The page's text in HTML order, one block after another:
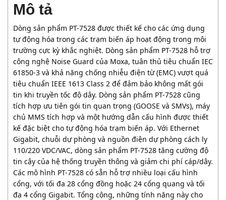
Mô tả
Dòng sản phẩm PT-7528 được thiết kế cho các ứng dụng
tự động hóa trong các trạm biến áp hoạt động trong môi
trường cực kỳ khắc nghiệt. Dòng sản phẩm PT-7528 hỗ trợ
công nghệ Noise Guard của Moxa, tuân thủ tiêu chuẩn IEC
61850-3 và khả năng chống nhiễu điện từ (EMC) vượt quá
tiêu chuẩn IEEE 1613 Class 2 để đảm bảo không mất gói
tin khi truyền tốc độ dây. Dòng sản phẩm PT-7528 cũng
tích hợp ưu tiên gói tin quan trọng (GOOSE và SMVs), máy
chủ MMS tích hợp và một hướng dẫn cấu hình được thiết
kế đặc biệt cho tự động hóa trạm biến áp. Với Ethernet
Gigabit, chuỗi dự phòng và nguồn điện dự phòng cách ly
110/220 VDC/VAC, dòng sản phẩm PT-7528 tăng cường độ
tin cậy của hệ thống truyền thông và giảm chi phí cáp/dây.
Các mô hình PT-7528 có sẵn hỗ trợ nhiều loại cấu hình
cổng, với tối đa 28 cổng đồng hoặc 24 cổng quang và tối
đa 4 cổng Gigabit. Tổng cộng, những tính năng này cho